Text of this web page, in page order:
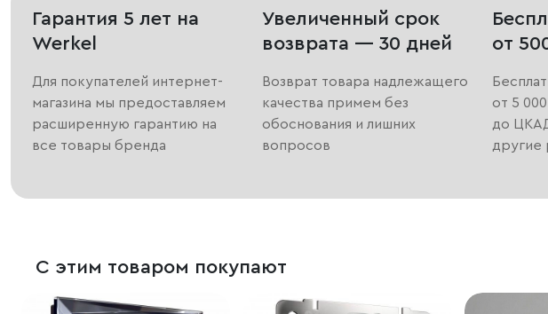
Гарантия 5 лет на
Werkel
Для покупателей интернет-
магазина мы предоставляем
расширенную гарантию на
все товары бренда
Увеличенный срок
возврата — 30 дней
Возврат товара надлежащего
качества примем без
обоснования и лишних
вопросов
от
от 5
до
другие
С этим товаром покупают